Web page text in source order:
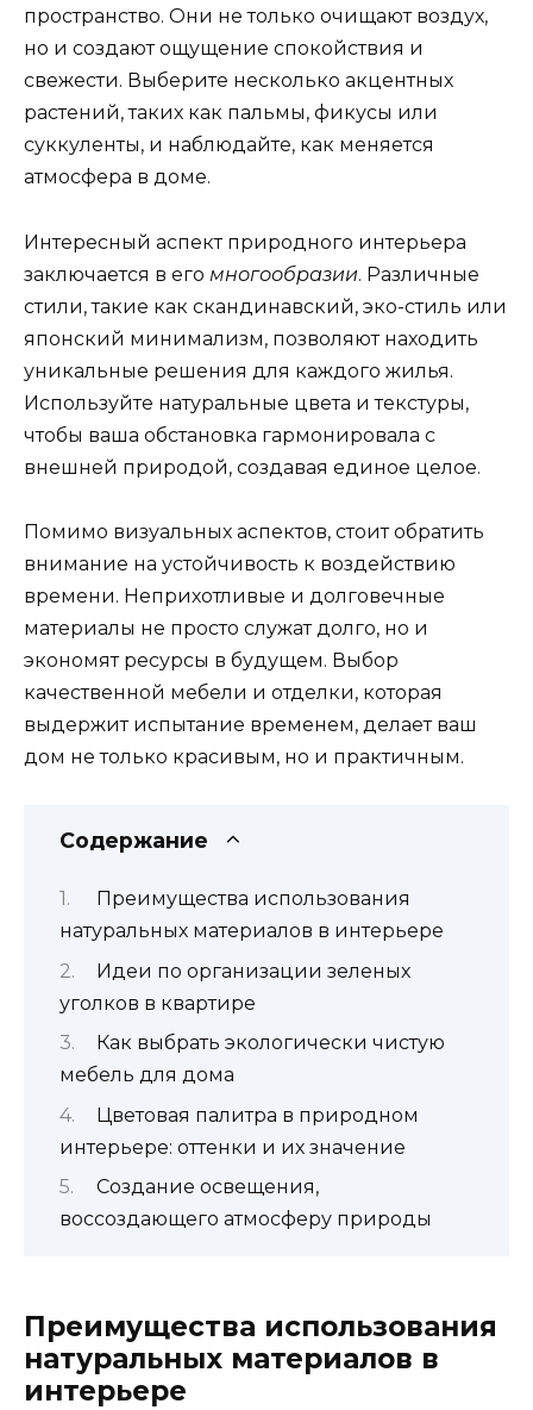
пространство. Они не только очищают воздух,
но и создают ощущение спокойствия и
свежести. Выберите несколько акцентных
растений, таких как пальмы, фикусы или
суккуленты, и наблюдайте, как меняется
атмосфера в доме.
Интересный аспект природного интерьера
заключается в его многообразии. Различные
стили, такие как скандинавский, эко-стиль или
японский минимализм, позволяют находить
уникальные решения для каждого жилья.
Используйте натуральные цвета и текстуры,
чтобы ваша обстановка гармонировала с
внешней природой, создавая единое целое.
Помимо визуальных аспектов, стоит обратить
внимание на устойчивость к воздействию
времени. Неприхотливые и долговечные
материалы не просто служат долго, но и
экономят ресурсы в будущем. Выбор
качественной мебели и отделки, которая
выдержит испытание временем, делает ваш
дом не только красивым, но и практичным.
Содержание
Преимущества использования
натуральных материалов в интерьере
Идеи по организации зеленых
уголков в квартире
Как выбрать экологически чистую
мебель для дома
Цветовая палитра в природном
интерьере: оттенки и их значение
Создание освещения,
воссоздающего атмосферу природы
Преимущества использования
натуральных материалов в
интерьере